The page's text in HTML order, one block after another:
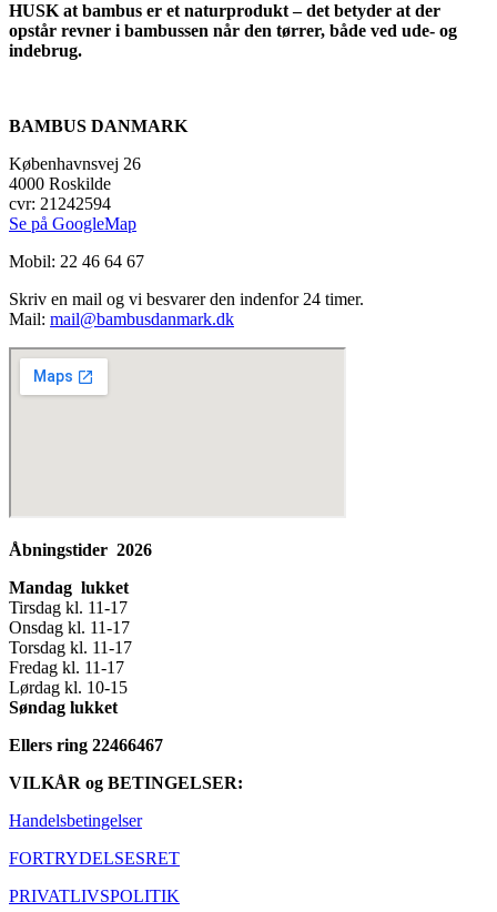
pris
var:
pris
er:
HUSK at bambus er et naturprodukt – det betyder at der
opstår revner i bambussen når den tørrer, både ved ude- og
indebrug.
BAMBUS DANMARK
Københavnsvej 26
4000 Roskilde
cvr: 21242594
Se på GoogleMap
Mobil: 22 46 64 67
Skriv en mail og vi besvarer den indenfor 24 timer.
Mail: mail@bambusdanmark.dk
Åbningstider 2026
Mandag lukket
Tirsdag kl. 11-17
Onsdag kl. 11-17
Torsdag kl. 11-17
Fredag kl. 11-17
Lørdag kl. 10-15
Søndag lukket
Ellers ring 22466467
VILKÅR og BETINGELSER:
Handelsbetingelser
FORTRYDELSESRET
PRIVATLIVSPOLITIK